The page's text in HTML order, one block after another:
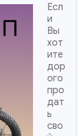
Есл
и
Вы
хот
ите
дор
ого
про
дат
ь
сво